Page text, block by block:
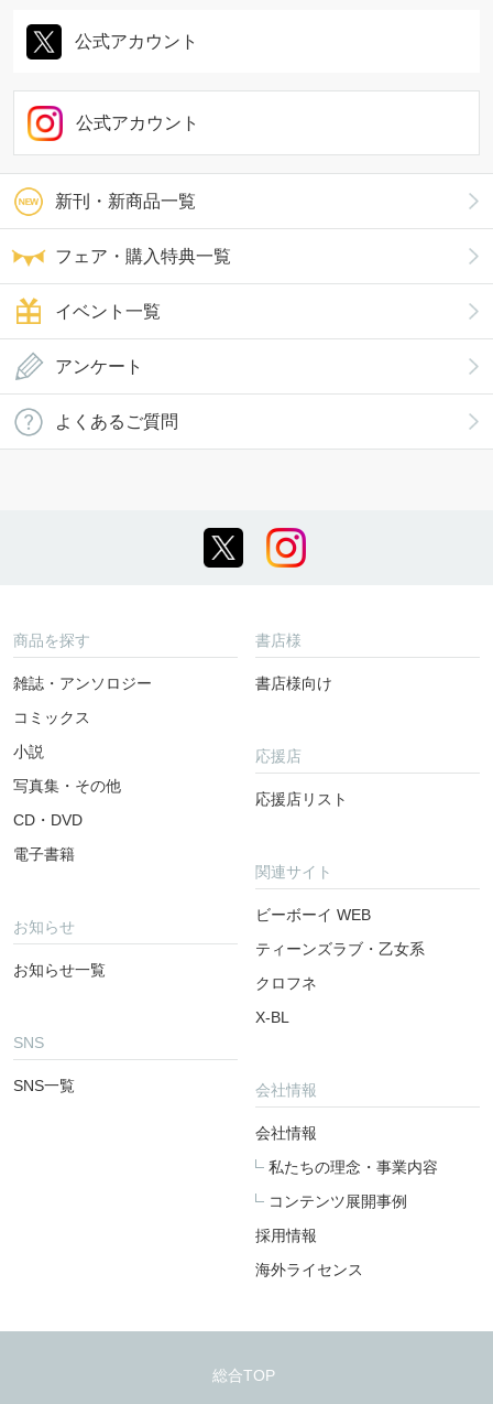
新刊・新商品一覧
フェア・購入特典一覧
イベント一覧
公式アカウント
公式アカウント
アンケート
よくあるご質問
商品を探す
雑誌・アンソロジー
コミックス
小説
写真集・その他
CD・DVD
電子書籍
お知らせ
お知らせ一覧
SNS
SNS一覧
書店様
書店様向け
応援店
応援店リスト
関連サイト
ビーボーイ WEB
ティーンズラブ・乙女系
クロフネ
X-BL
会社情報
会社情報
私たちの理念・事業内容
コンテンツ展開事例
採用情報
海外ライセンス
総合TOP